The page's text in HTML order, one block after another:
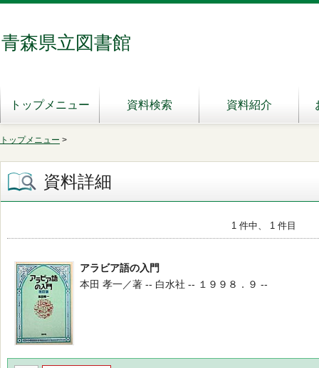
青森県立図書館
トップメニュー 資料検索 資料紹介
トップメニュー >
資料詳細
1 件中、 1 件目
アラビア語の入門
本田 孝一／著 -- 白水社 -- １９９８．９ --